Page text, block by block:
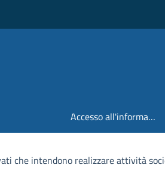
Accesso all'informazione
che intendono realizzare attività